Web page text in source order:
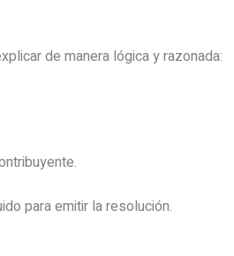
de manera lógica y razonada:
para emitir la resolución.